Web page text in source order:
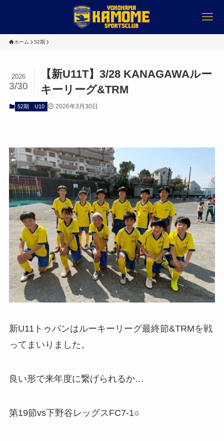
ホーム 52期
【新U11T】3/28 KANAGAWAルー
キーリーグ&TRM
2026
3/30
52期 U10 2026年3月30日
新U11トゥバンはルーキーリーグ最終節&TRMを戦
ってまいりました。
良い形で来年度に繋げられるか…
第19節vs下野谷レッグスFC7-1○